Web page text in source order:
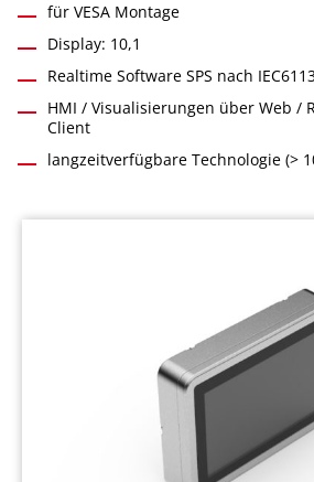
für VESA Montage
Display: 10,1
Realtime Software SPS nach
HMI / Visualisierungen über Web /
Client
langzeitverfügbare Technologie (>